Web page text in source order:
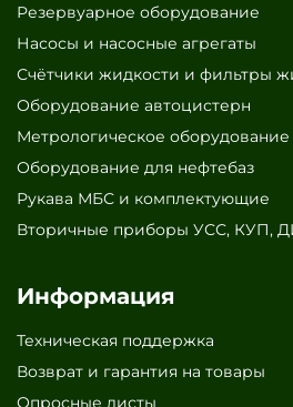
Резервуарное оборудование
Насосы и насосные агрегаты
Счётчики жидкости и фильтры
Оборудование автоцистерн
Метрологическое оборудование
Оборудование для нефтебаз
Рукава МБС и комплектующие
Вторичные приборы УСС, КУП,
Информация
Техническая поддержка
Возврат и гарантия на товары
Опросные листы